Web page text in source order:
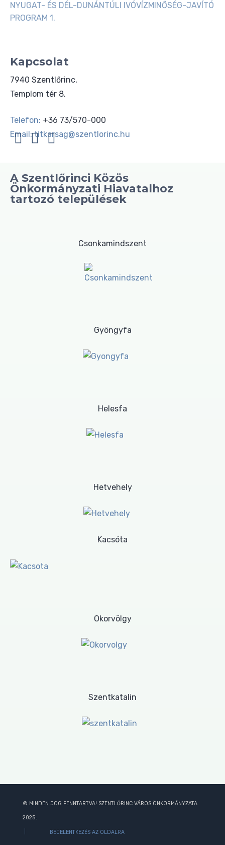
NYUGAT- ÉS DÉL-DUNÁNTÚLI IVÓVÍZMINŐSÉG-JAVÍTÓ
PROGRAM 1.
Kapcsolat
7940 Szentlőrinc,
Templom tér 8.
Telefon: +36 73/570-000
Email: titkarsag@szentlorinc.hu
A Szentlőrinci Közös
Önkormányzati Hiavatalhoz
tartozó települések
Csonkamindszent
Gyöngyfa
Helesfa
Hetvehely
Kacsóta
Okorvölgy
Szentkatalin
© MINDEN JOG FENNTARTVA! SZENTLŐRINC VÁROS ÖNKORMÁNYZATA
2025.
BEJELENTKEZÉS AZ OLDALRA